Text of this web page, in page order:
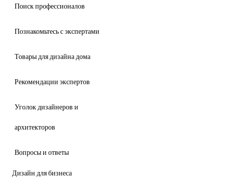
Поиск профессионалов
Познакомьтесь с экспертами
Товары для дизайна дома
Рекомендации экспертов
Уголок дизайнеров и
архитекторов
Вопросы и ответы
Дизайн для бизнеса